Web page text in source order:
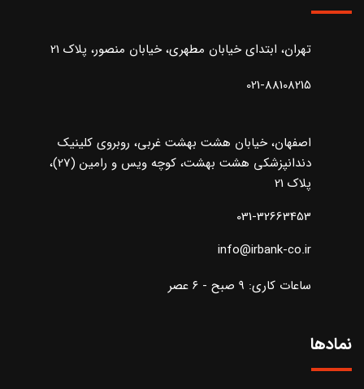
تهران، ابتدای خیابان مطهری، خیابان منصور، پلاک 21
021-88108215
اصفهان، خیابان هشت بهشت غربی، روبروی کلینیک
دندانپزشکی هشت بهشت، کوچه ویس و رامین (27)،
پلاک 21
031-32663453
info@irbank-co.ir
ساعات کاری: ۹ صبح - ۶ عصر
نمادها